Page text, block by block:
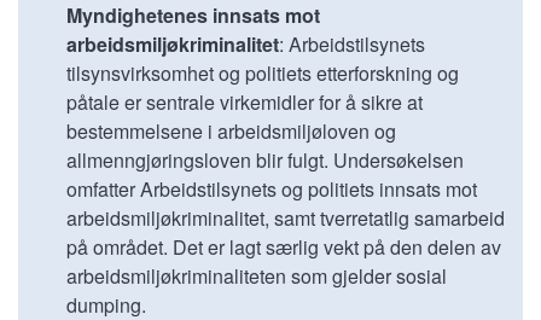
Myndighetenes innsats mot
arbeidsmiljøkriminalitet: Arbeidstilsynets
tilsynsvirksomhet og politiets etterforskning og
påtale er sentrale virkemidler for å sikre at
bestemmelsene i arbeidsmiljøloven og
allmenngjøringsloven blir fulgt. Undersøkelsen
omfatter Arbeidstilsynets og politiets innsats mot
arbeidsmiljøkriminalitet, samt tverretatlig samarbeid
på området. Det er lagt særlig vekt på den delen av
arbeidsmiljøkriminaliteten som gjelder sosial
dumping.